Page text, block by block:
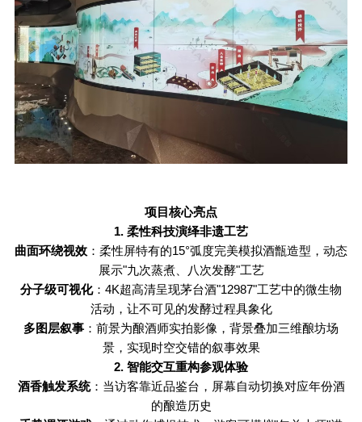
项目核心亮点
1. 柔性科技演绎非遗工艺
曲面环绕视效 ：柔性屏特有的15°弧度完美模拟酒甑造型，动态
展示"九次蒸煮、八次发酵"工艺
分子级可视化： 4K超高清呈现茅台酒"12987"工艺中的微生物
活动，让不可见的发酵过程具象化
多图层叙事 ：前景为酿酒师实拍影像，背景叠加三维酿坊场
景，实现时空交错的叙事效果
2. 智能交互重构参观体验
酒香触发系统：当访客靠近品鉴台，屏幕自动切换对应年份酒
的酿造历史